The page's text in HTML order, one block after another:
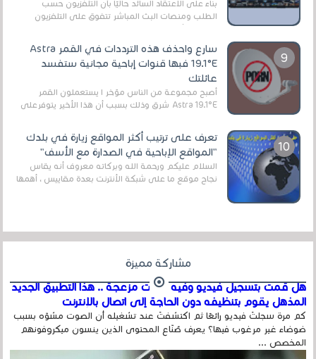
بناءً على الاعتقاد السائد حاليًا بأن التلفزيون حسب
الطلب ومنصات البث المباشر تتفوق على التلفزيون
سارع واحذف هذه الترددات في القمر Astra
19.1°E فبها قنوات إباحية مجانية ستفسد
عائلتك
أصبح مجموعة من الناس مؤخر ا يستعملون القمر
Astra 19.1°E شرق وذلك بسبب أن هذا الأخير يتوفرعلى
تعرف على ترتيب أكثر المواقع زيارة في بلدك
"المواقع الإباحية في الصدارة مع الأسف"
السلام عليكم ورحمة الله وبركاته معروف أنه يقاس
نجاح موقع ما على شبكة الأنترنت بعدة مقاييس ، أهمها
مشاركة مميزة
هل قمت بتسجيل فيديو وفيه أصوت مزعجة .. هذا التطبيق الجديد
المذهل يقوم بتنظيفه دون الحاجة إلى اتصال بالإنترنت
كم مرة سجلتَ فيديو رائعًا ثم اكتشفتَ عند تشغيله أن الصوت مشوّه بسبب
ضوضاء غير مرغوب فيها؟ يعرف صُنّاع المحتوى الذين ينسون ميكروفونهم
المخصص ...